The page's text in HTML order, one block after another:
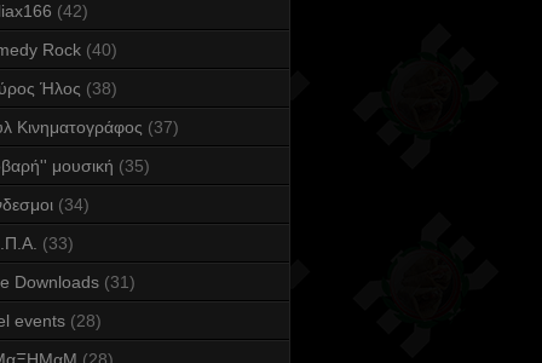
(42)
Rock (40)
Ήλος (38)
Κινηματογράφος (37)
μουσική (35)
(34)
(33)
Downloads (31)
events (28)
(28)